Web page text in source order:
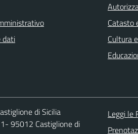
dati
Catasto
Cultura
di Sicilia
1- 95012 Castiglione di
Leggi le